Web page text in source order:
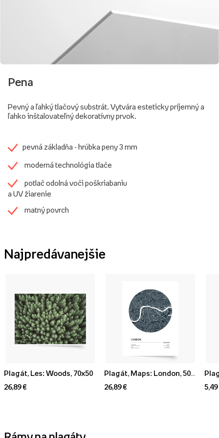
Pena
Pevný a ľahký tlačový substrát. Vytvára esteticky príjemný a
ľahko inštalovateľný dekoratívny prvok.
pevná základňa - hrúbka peny 3 mm
moderná technológia tlače
potlač odolná voči poškriabaniu
a UV žiarenie
matný povrch
Najpredávanejšie
Plagát, Les: Woods, 70x50
26,89 €
26,89 €
5,49